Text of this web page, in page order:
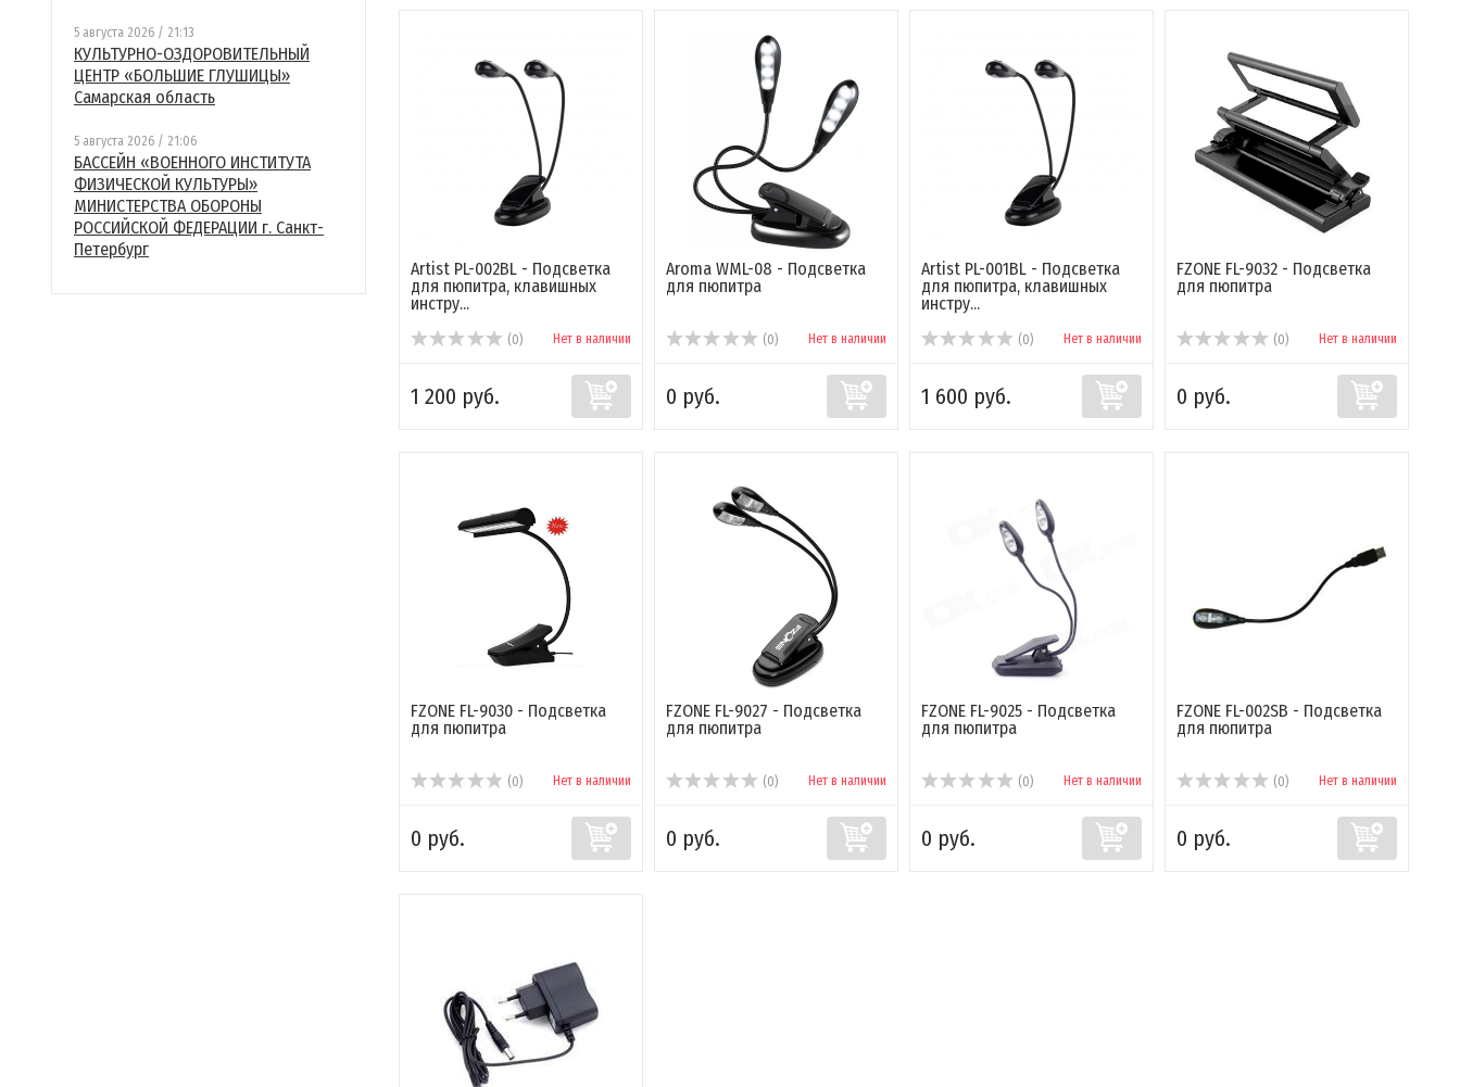
5 августа 2026 / 21:13
КУЛЬТУРНО-ОЗДОРОВИТЕЛЬНЫЙ
ЦЕНТР «БОЛЬШИЕ ГЛУШИЦЫ»
Самарская область
5 августа 2026 / 21:06
БАССЕЙН «ВОЕННОГО ИНСТИТУТА
ФИЗИЧЕСКОЙ КУЛЬТУРЫ»
МИНИСТЕРСТВА ОБОРОНЫ
РОССИЙСКОЙ ФЕДЕРАЦИИ г. Санкт-
Петербург
Artist PL-002BL - Подсветка
для пюпитра, клавишных
инстру...
(0) Нет в наличии
1 200 руб.
Aroma WML-08 - Подсветка
для пюпитра
(0) Нет в наличии
0 руб.
Artist PL-001BL - Подсветка
для пюпитра, клавишных
инстру...
(0) Нет в наличии
1 600 руб.
FZONE FL-9032 - Подсветка
для пюпитра
(0) Нет в наличии
0 руб.
FZONE FL-9030 - Подсветка
для пюпитра
(0) Нет в наличии
0 руб.
FZONE FL-9027 - Подсветка
для пюпитра
(0) Нет в наличии
0 руб.
FZONE FL-9025 - Подсветка
для пюпитра
(0) Нет в наличии
0 руб.
FZONE FL-002SB - Подсветка
для пюпитра
(0) Нет в наличии
0 руб.